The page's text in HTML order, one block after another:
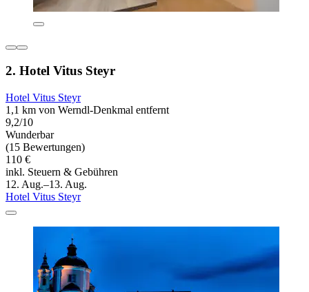
2. Hotel Vitus Steyr
Hotel Vitus Steyr
1,1 km von Werndl-Denkmal entfernt
9,2/10
Wunderbar
(15 Bewertungen)
110 €
inkl. Steuern & Gebühren
12. Aug.–13. Aug.
Hotel Vitus Steyr